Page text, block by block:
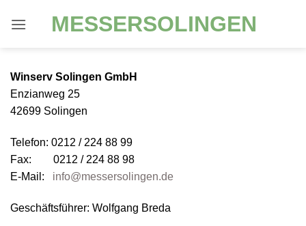
Inhalt
MESSERSOLINGEN
Winserv Solingen GmbH
Enzianweg 25
42699 Solingen
Telefon: 0212 / 224 88 99
Fax: 0212 / 224 88 98
E-Mail: info@messersolingen.de
Geschäftsführer: Wolfgang Breda